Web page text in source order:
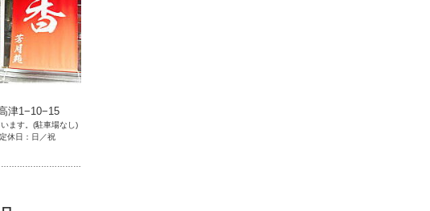
津1−10−15
ます。(駐車場なし)
休日：日／祝